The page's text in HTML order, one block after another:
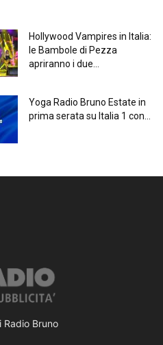
Hollywood Vampires in Italia:
le Bambole di Pezza
apriranno i due...
Yoga Radio Bruno Estate in
prima serata su Italia 1 con...
Bruno